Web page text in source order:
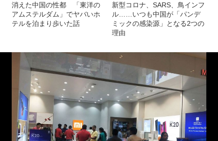
消えた中国の性都 「東洋の
アムステルダム」でヤバいホ
テルを泊まり歩いた話
新型コロナ、SARS、鳥インフ
ル……いつも中国が「パンデ
ミックの感染源」となる2つの
理由